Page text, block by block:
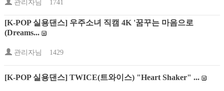
관리자님 1741
[K-POP 실용댄스] 우주소녀 직캠 4K '꿈꾸는 마음으로
(Dreams...
관리자님 1429
[K-POP 실용댄스] TWICE(트와이스) "Heart Shaker" ...